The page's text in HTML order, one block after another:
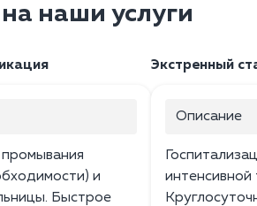
наши услуги
и
Быстрое
Экстренный
Описание
интенсивной